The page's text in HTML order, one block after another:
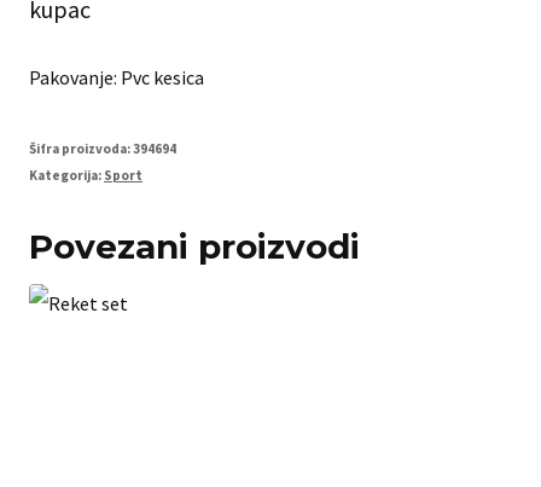
kupac
Pakovanje: Pvc kesica
Šifra proizvoda:394694
Kategorija: Sport
Povezani proizvodi